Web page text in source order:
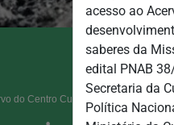
acesso ao
saberes da
edital PNAB
Secretaria da
Política
do Centro Cultural São Paulo